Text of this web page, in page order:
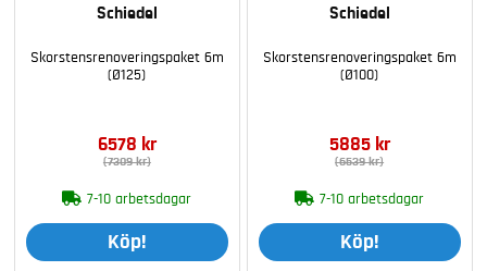
Schiedel
Skorstensrenoveringspaket 6m
(Ø125)
6578 kr
(7309 kr)
7-10 arbetsdagar
Köp!
Schiedel
Skorstensrenoveringspaket 6m
(Ø100)
5885 kr
(6539 kr)
7-10 arbetsdagar
Köp!